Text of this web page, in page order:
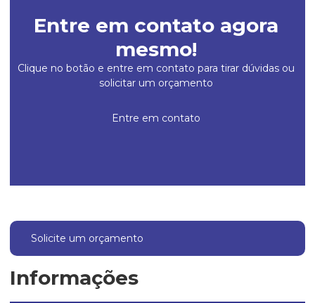
Entre em contato agora
mesmo!
Clique no botão e entre em contato para tirar dúvidas ou
solicitar um orçamento
Entre em contato
Solicite um orçamento
Informações